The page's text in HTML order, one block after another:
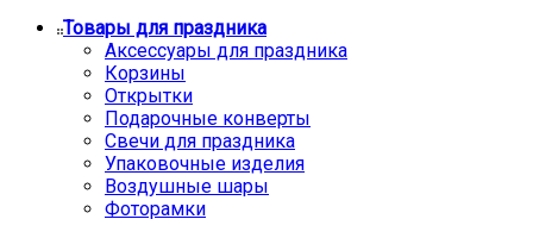
Товары для праздника
Аксессуары для праздника
Корзины
Открытки
Подарочные конверты
Свечи для праздника
Упаковочные изделия
Воздушные шары
Фоторамки